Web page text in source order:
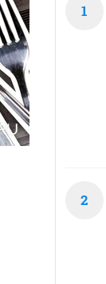
1
2